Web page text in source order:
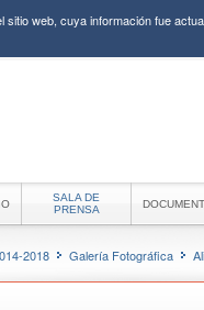
web, cuya información fue
SALA DE
PRENSA
2018 Galería Fotográfica